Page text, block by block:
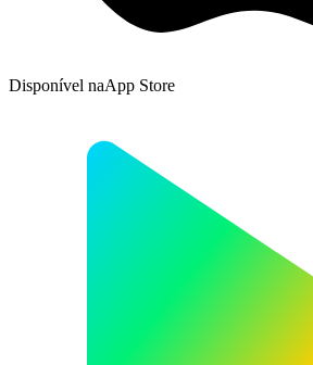
Disponível naApp Store